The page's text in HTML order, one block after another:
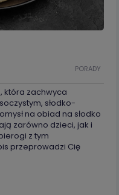
PORADY
która zachwyca
słodko-
na obiad na słodko
zarówno dzieci, jak i
z tym
przeprowadzi Cię